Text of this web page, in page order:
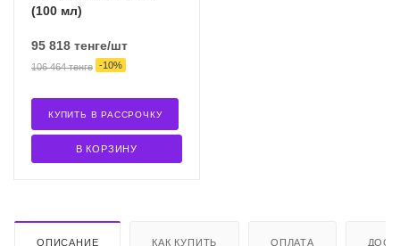
(100 мл)
95 818 тенге/шт
106 464тенге -10%
В КОРЗИНУ
КУПИТЬ В РАССРОЧКУ
ОПИСАНИЕ КАК КУПИТЬ ОПЛАТА